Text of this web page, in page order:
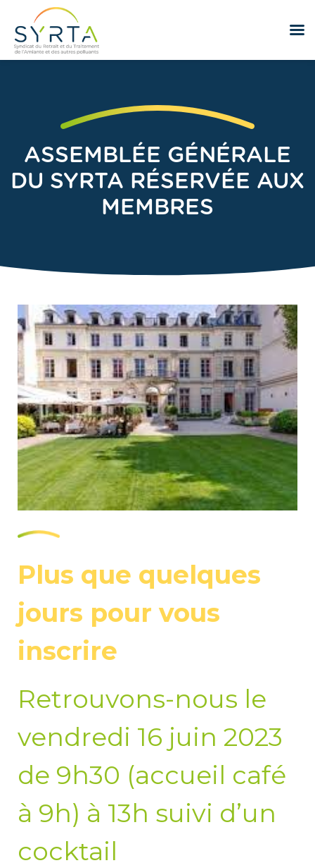
ASSEMBLÉE GÉNÉRALE
DU SYRTA RÉSERVÉE AUX
MEMBRES
Plus que quelques
jours pour vous
inscrire
Retrouvons-nous le
vendredi 16 juin 2023
de 9h30 (accueil café
à 9h) à 13h suivi d’un
cocktail